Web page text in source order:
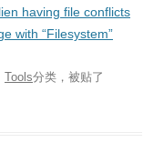
having file conflicts
with “Filesystem”
Tools分类，被贴了